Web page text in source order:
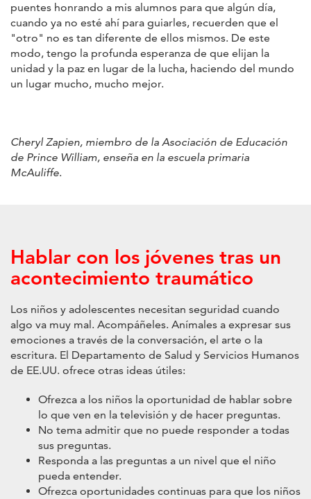
puentes honrando a mis alumnos para que algún día,
cuando ya no esté ahí para guiarles, recuerden que el
"otro" no es tan diferente de ellos mismos. De este
modo, tengo la profunda esperanza de que elijan la
unidad y la paz en lugar de la lucha, haciendo del mundo
un lugar mucho, mucho mejor.
Cheryl Zapien, miembro de la Asociación de Educación
de Prince William, enseña en la escuela primaria
McAuliffe.
Hablar con los jóvenes tras un
acontecimiento traumático
Los niños y adolescentes necesitan seguridad cuando
algo va muy mal. Acompáñeles. Anímales a expresar sus
emociones a través de la conversación, el arte o la
escritura. El Departamento de Salud y Servicios Humanos
de EE.UU. ofrece otras ideas útiles:
Ofrezca a los niños la oportunidad de hablar sobre
lo que ven en la televisión y de hacer preguntas.
No tema admitir que no puede responder a todas
sus preguntas.
Responda a las preguntas a un nivel que el niño
pueda entender.
Ofrezca oportunidades continuas para que los niños